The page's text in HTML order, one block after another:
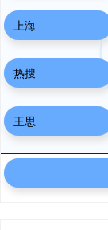
上海
热搜
王思